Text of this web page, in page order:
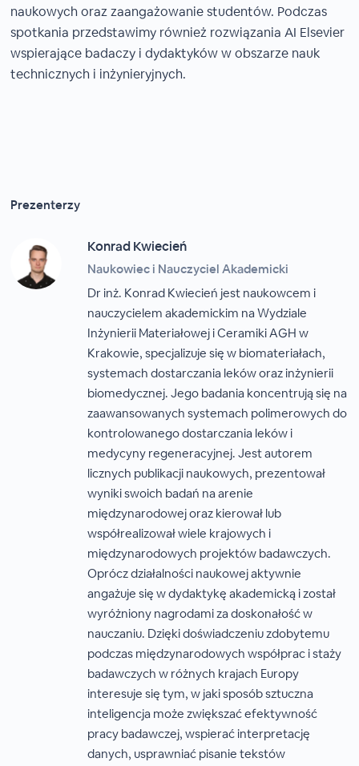
naukowych oraz zaangażowanie studentów. Podczas
spotkania przedstawimy również rozwiązania AI Elsevier
wspierające badaczy i dydaktyków w obszarze nauk
technicznych i inżynieryjnych.
Prezenterzy
Konrad Kwiecień
Naukowiec i Nauczyciel Akademicki
Dr inż. Konrad Kwiecień jest naukowcem i
nauczycielem akademickim na Wydziale
Inżynierii Materiałowej i Ceramiki AGH w
Krakowie, specjalizuje się w biomateriałach,
systemach dostarczania leków oraz inżynierii
biomedycznej. Jego badania koncentrują się na
zaawansowanych systemach polimerowych do
kontrolowanego dostarczania leków i
medycyny regeneracyjnej. Jest autorem
licznych publikacji naukowych, prezentował
wyniki swoich badań na arenie
międzynarodowej oraz kierował lub
współrealizował wiele krajowych i
międzynarodowych projektów badawczych.
Oprócz działalności naukowej aktywnie
angażuje się w dydaktykę akademicką i został
wyróżniony nagrodami za doskonałość w
nauczaniu. Dzięki doświadczeniu zdobytemu
podczas międzynarodowych współprac i staży
badawczych w różnych krajach Europy
interesuje się tym, w jaki sposób sztuczna
inteligencja może zwiększać efektywność
pracy badawczej, wspierać interpretację
danych, usprawniać pisanie tekstów